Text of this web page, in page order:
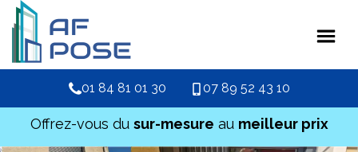
01 84 81 01 30 07 89 52 43 10
Offrez-vous du sur-mesure au meilleur prix